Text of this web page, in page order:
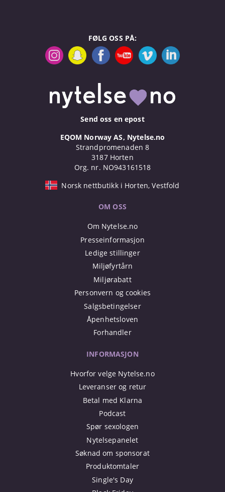
FØLG OSS PÅ:
Send oss en epost
EQOM Norway AS, Nytelse.no
Strandpromenaden 8
3187 Horten
Org. nr. NO943161518
Norsk nettbutikk i Horten, Vestfold
OM OSS
Om Nytelse.no
Presseinformasjon
Ledige stillinger
Miljøfyrtårn
Miljørabatt
Personvern og cookies
Salgsbetingelser
Åpenhetsloven
Forhandler
INFORMASJON
Hvorfor velge Nytelse.no
Leveranser og retur
Betal med Klarna
Podcast
Spør sexologen
Nytelsepanelet
Søknad om sponsorat
Produktomtaler
Single's Day